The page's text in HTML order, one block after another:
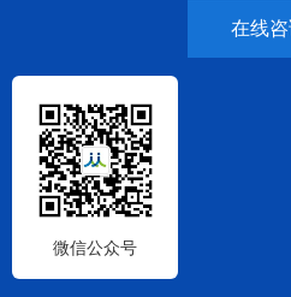
在线
微信公众号